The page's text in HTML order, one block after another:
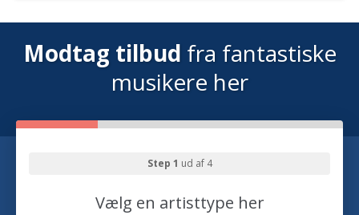
Modtag tilbud fra fantastiske
musikere her
Step 1 ud af 4
Vælg en artisttype her